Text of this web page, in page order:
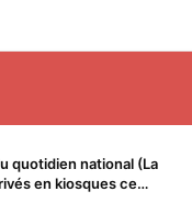
quotidien national (La
en kiosques ce